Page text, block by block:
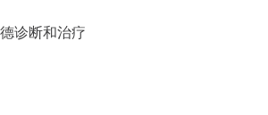
诊断和治疗